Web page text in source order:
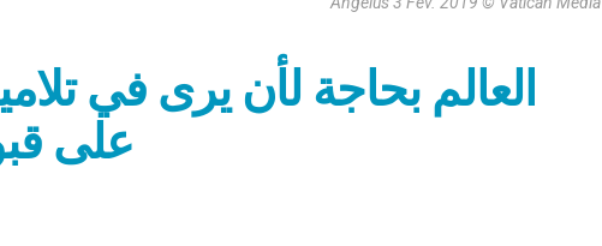
العالم بحاجة لأن يرى في
على